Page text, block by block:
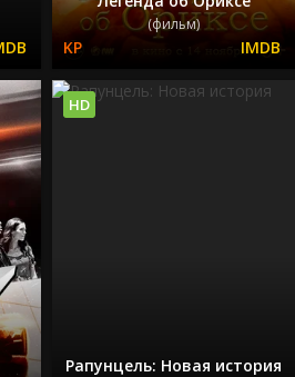
(фильм)
Рапунцель: Новая история
HD